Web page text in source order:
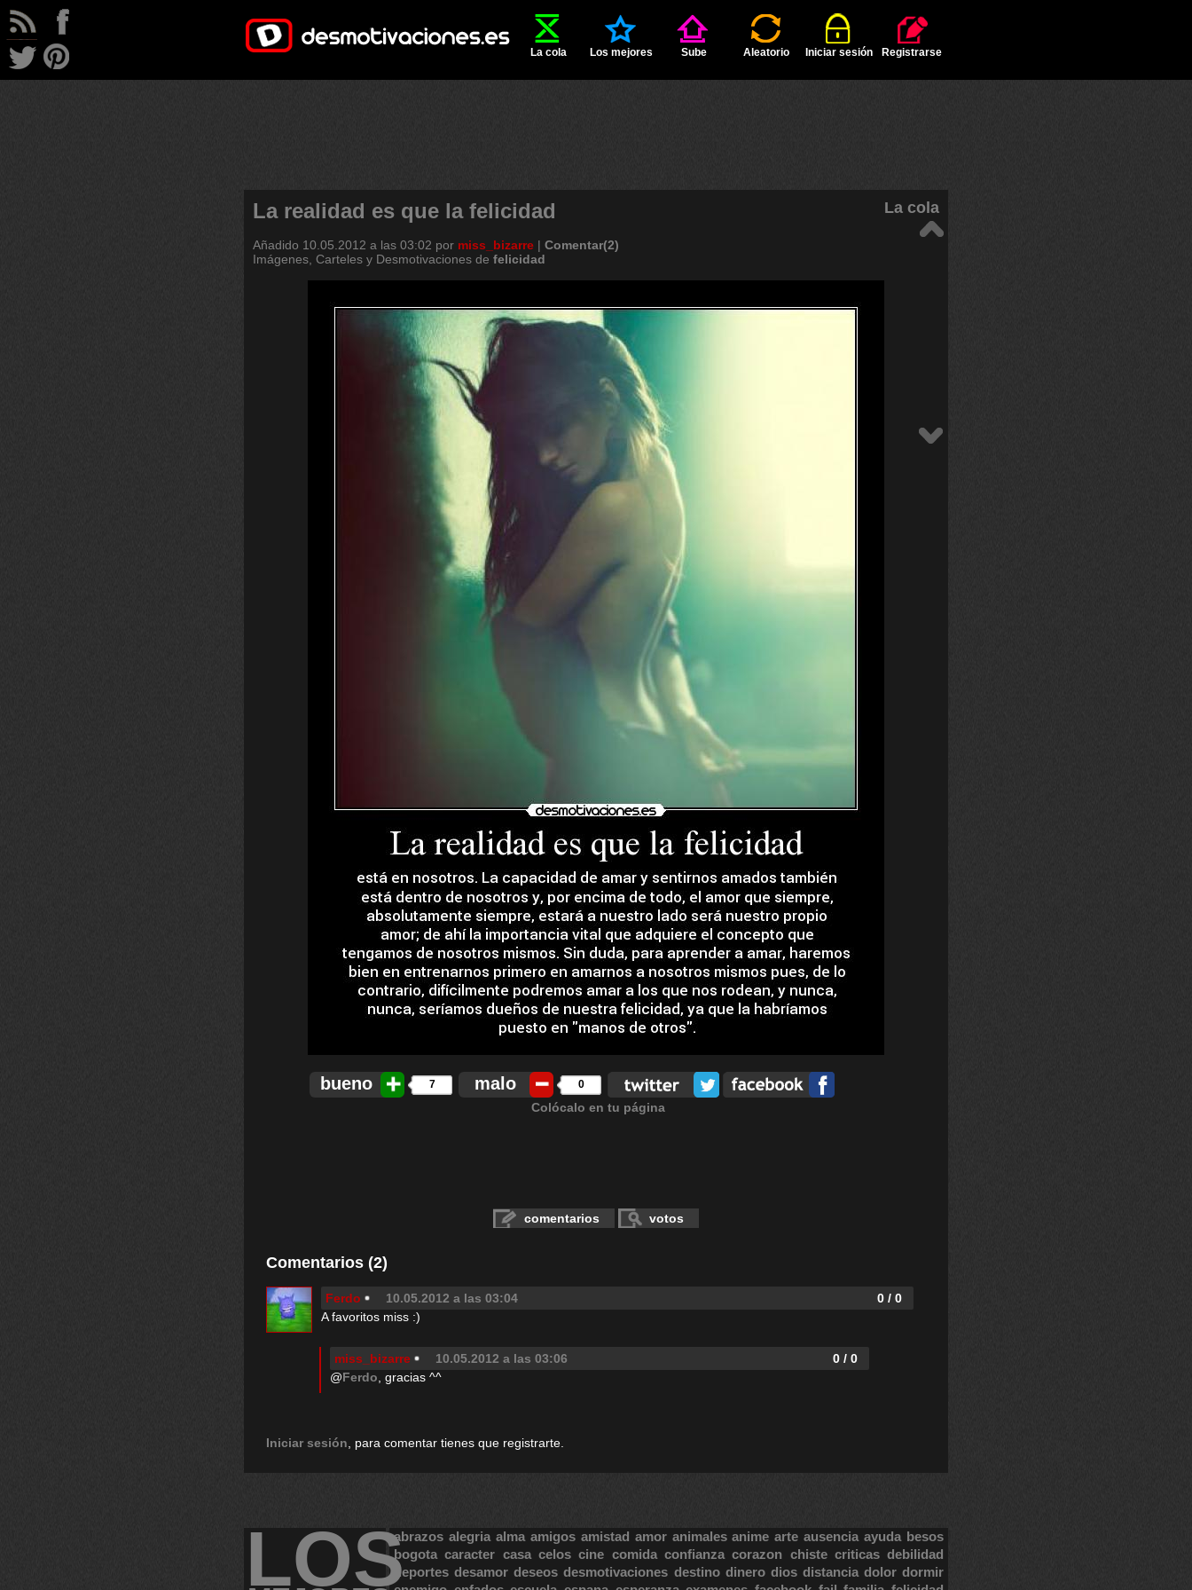
La cola Los mejores Sube Aleatorio Iniciar sesión Registrarse
La realidad es que la felicidad La cola
Añadido 10.05.2012 a las 03:02 por miss_bizarre | Comentar(2)
Imágenes, Carteles y Desmotivaciones de felicidad
bueno 7 malo 0
Colócalo en tu página
comentarios votos
Comentarios (2)
Ferdo 10.05.2012 a las 03:04
0 / 0
A favoritos miss :)
miss_bizarre 10.05.2012 a las 03:06
0 / 0
@Ferdo , gracias ^^
Iniciar sesión , para comentar tienes que registrarte.
LOSabrazos alegria alma amigos amistad amor animales anime arte ausencia ayuda besos
bogota caracter casa celos cine comida confianza corazon chiste criticas debilidad
deportes desamor deseos desmotivaciones destino dinero dios distancia dolor dormir